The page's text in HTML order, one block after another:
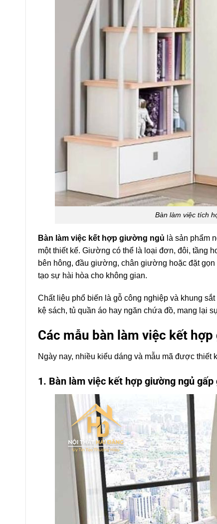
Bàn làm việc tích
Bàn làm việc kết hợp giường ngủ là sản phẩm
một thiết kế. Giường có thể là loại đơn, đôi, tầng
bên hông, đầu giường, chân giường hoặc đặt
tạo sự hài hòa cho không gian.
Chất liệu phổ biến là gỗ công nghiệp và khung
kệ sách, tủ quần áo hay ngăn chứa đồ, mang lại
Các mẫu bàn làm việc kết
Ngày nay, nhiều kiểu dáng và mẫu mã được
1. Bàn làm việc kết hợp giường ngủ gấp